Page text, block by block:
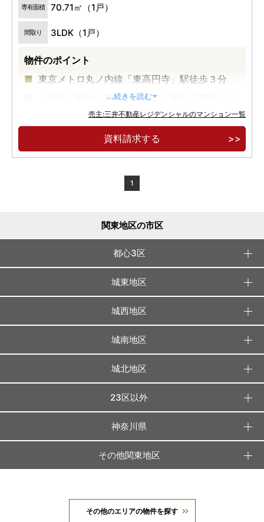
専有面積 70.71㎡（1戸）
間取り 3LDK（1戸）
物件のポイント
東京メトロ丸ノ内線「東高円寺」駅徒歩３分
「新宿」駅や「東京」駅など、都心主要駅への
ダイレクトアクセス
ＪＲ「中野」駅まで徒歩１３分、ＪＲ「高円
寺」駅まで徒歩１６分
...続きを読む
売主:三井不動産レジデンシャルのマンション一覧
資料請求する
1
関東地区の市区
都心3区
城東地区
城西地区
城南地区
城北地区
23区以外
神奈川県
その他関東地区
その他のエリアの物件を探す